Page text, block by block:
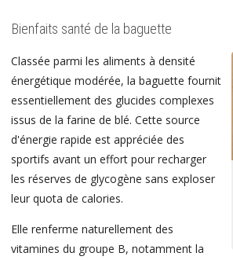
Bienfaits santé de la baguette
Classée parmi les aliments à densité
énergétique modérée, la baguette fournit
essentiellement des glucides complexes
issus de la farine de blé. Cette source
d'énergie rapide est appréciée des
sportifs avant un effort pour recharger
les réserves de glycogène sans exploser
leur quota de calories.
Elle renferme naturellement des
vitamines du groupe B, notamment la